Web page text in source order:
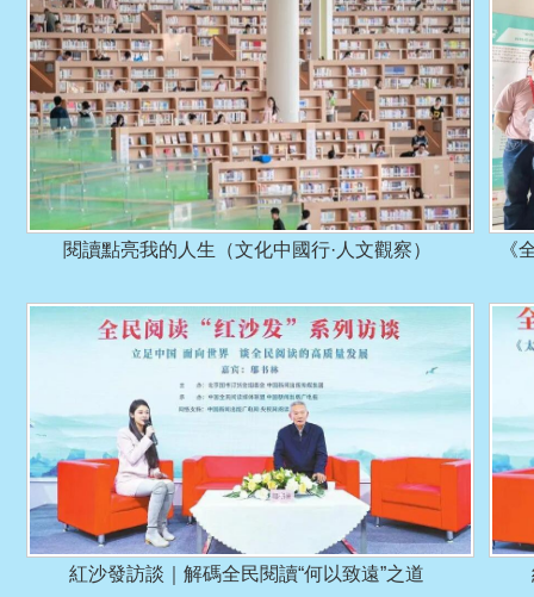
閱讀點亮我的人生（文化中國行·人文觀察） 《
紅沙發訪談｜解碼全民閱讀“何以致遠”之道